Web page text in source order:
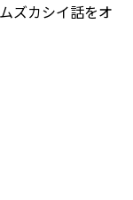
ズカシイ話をオ